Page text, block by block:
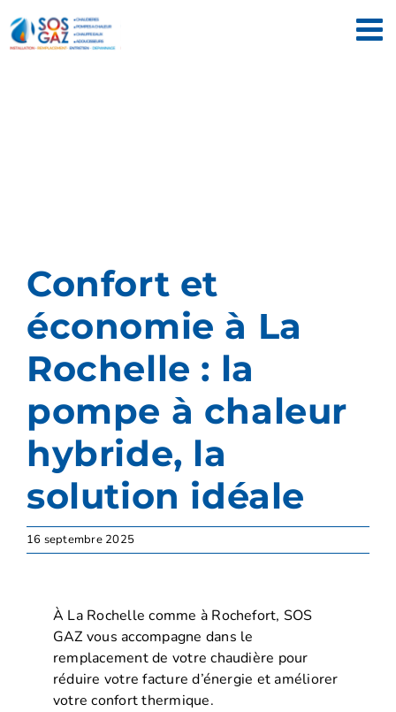
au
contenu
Confort et
économie à La
Rochelle : la
pompe à chaleur
hybride, la
solution idéale
16 septembre 2025
À La Rochelle comme à Rochefort, SOS
GAZ vous accompagne dans le
remplacement de votre chaudière pour
réduire votre facture d’énergie et améliorer
votre confort thermique.